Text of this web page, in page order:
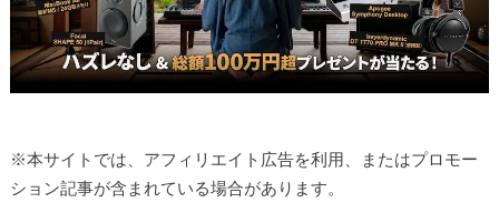
※本サイトでは、アフィリエイト広告を利用、またはプロモー
ション記事が含まれている場合があります。